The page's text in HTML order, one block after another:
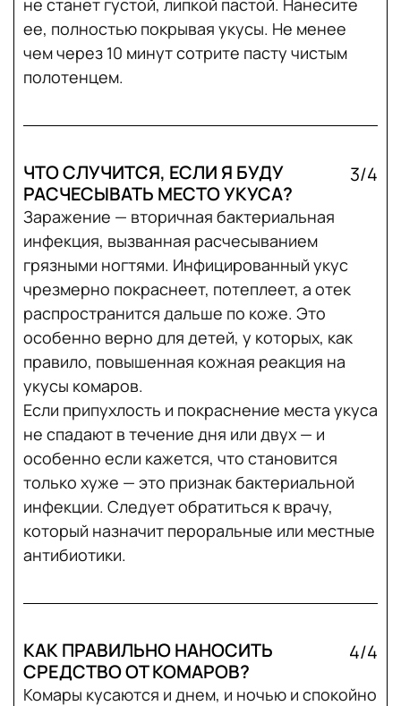
не станет густой, липкой пастой. Нанесите
ее, полностью покрывая укусы. Не менее
чем через 10 минут сотрите пасту чистым
полотенцем.
ЧТО СЛУЧИТСЯ, ЕСЛИ Я БУДУ
РАСЧЕСЫВАТЬ МЕСТО УКУСА?
3/4
Заражение — вторичная бактериальная
инфекция, вызванная расчесыванием
грязными ногтями. Инфицированный укус
чрезмерно покраснеет, потеплеет, а отек
распространится дальше по коже. Это
особенно верно для детей, у которых, как
правило, повышенная кожная реакция на
укусы комаров.
Если припухлость и покраснение места укуса
не спадают в течение дня или двух — и
особенно если кажется, что становится
только хуже — это признак бактериальной
инфекции. Следует обратиться к врачу,
который назначит пероральные или местные
антибиотики.
КАК ПРАВИЛЬНО НАНОСИТЬ
СРЕДСТВО ОТ КОМАРОВ?
4/4
Комары кусаются и днем, и ночью и спокойно